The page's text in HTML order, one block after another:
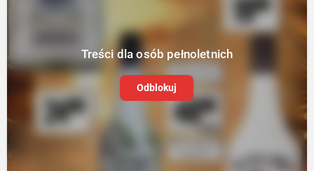
Treści dla osób pełnoletnich
Odblokuj